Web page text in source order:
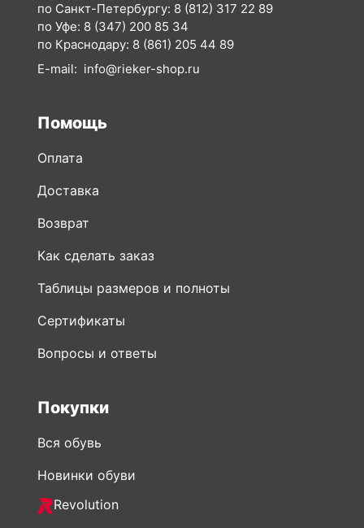
по Санкт-Петербургу: 8 (812) 317 22 89
по Уфе: 8 (347) 200 85 34
по Краснодару: 8 (861) 205 44 89
E-mail: info@rieker-shop.ru
Помощь
Оплата
Доставка
Возврат
Как сделать заказ
Таблицы размеров и полноты
Сертификаты
Вопросы и ответы
Покупки
Вся обувь
Новинки обуви
Revolution